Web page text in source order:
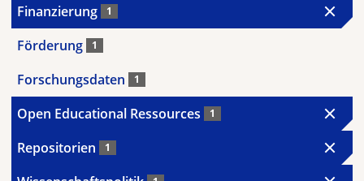
Finanzierung 1
Förderung 1
Forschungsdaten 1
Open Educational Ressources 1
Repositorien 1